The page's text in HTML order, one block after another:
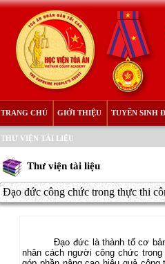
TRANG CHỦ GIỚI THIỆU TUYỂN SINH
THƯ VIỆN TÀI LIỆU
Thư viện tài liệu
Đạo đức công chức trong thực thi
Đạo đức là thành tố cơ
nhân cách người công chức